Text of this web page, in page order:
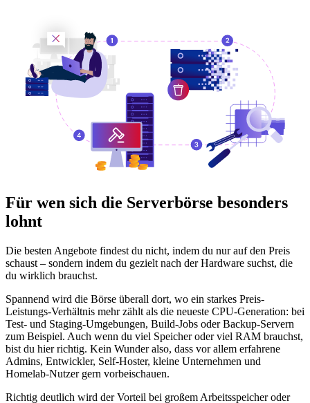
Für wen sich die Serverbörse besonders
lohnt
Die besten Angebote findest du nicht, indem du nur auf den Preis
schaust – sondern indem du gezielt nach der Hardware suchst, die
du wirklich brauchst.
Spannend wird die Börse überall dort, wo ein starkes Preis-
Leistungs-Verhältnis mehr zählt als die neueste CPU-Generation: bei
Test- und Staging-Umgebungen, Build-Jobs oder Backup-Servern
zum Beispiel. Auch wenn du viel Speicher oder viel RAM brauchst,
bist du hier richtig. Kein Wunder also, dass vor allem erfahrene
Admins, Entwickler, Self-Hoster, kleine Unternehmen und
Homelab-Nutzer gern vorbeischauen.
Richtig deutlich wird der Vorteil bei großem Arbeitsspeicher oder